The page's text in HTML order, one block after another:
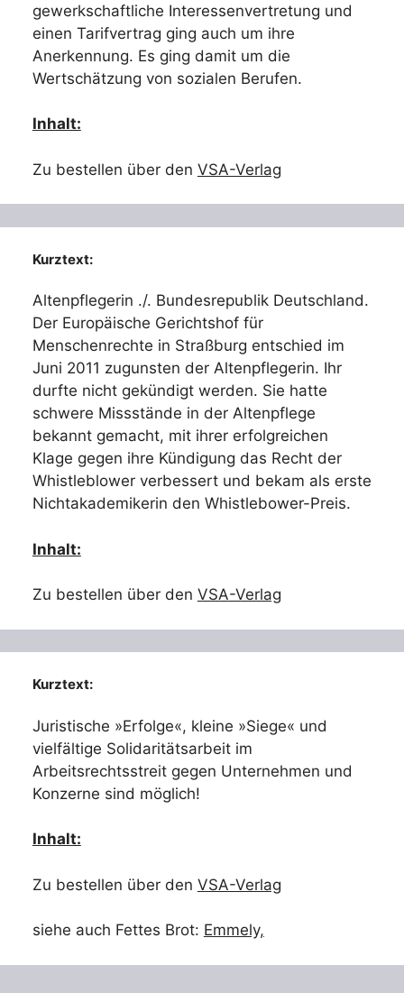
gewerkschaftliche Interessenvertretung und
einen Tarifvertrag ging auch um ihre
Anerkennung. Es ging damit um die
Wertschätzung von sozialen Berufen.
Inhalt:
Zu bestellen über den VSA-Verlag
Kurztext:
Altenpflegerin ./. Bundesrepublik Deutschland.
Der Europäische Gerichtshof für
Menschenrechte in Straßburg entschied im
Juni 2011 zugunsten der Altenpflegerin. Ihr
durfte nicht gekündigt werden. Sie hatte
schwere Missstände in der Altenpflege
bekannt gemacht, mit ihrer erfolgreichen
Klage gegen ihre Kündigung das Recht der
Whistleblower verbessert und bekam als erste
Nichtakademikerin den Whistlebower-Preis.
Inhalt:
Zu bestellen über den VSA-Verlag
Kurztext:
Juristische »Erfolge«, kleine »Siege« und
vielfältige Solidaritätsarbeit im
Arbeitsrechtsstreit gegen Unternehmen und
Konzerne sind möglich!
Inhalt:
Zu bestellen über den VSA-Verlag
siehe auch Fettes Brot: Emmely,